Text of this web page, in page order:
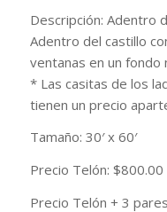
Descripción: Adentro
Adentro del castillo
ventanas en un fondo
* Las casitas de los
tienen un precio
Tamaño: 30′ x 60′
Precio Telón: $800.00
Precio Telón + 3